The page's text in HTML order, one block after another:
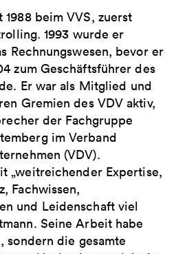
beim VVS, zuerst
1993 wurde er
Rechnungswesen, bevor er
zum Geschäftsführer des
Er war als Mitglied und
Gremien des VDV aktiv,
der Fachgruppe
im Verband
(VDV).
„weitreichender Expertise,
Fachwissen,
und Leidenschaft viel
Seine Arbeit habe
sondern die gesamte